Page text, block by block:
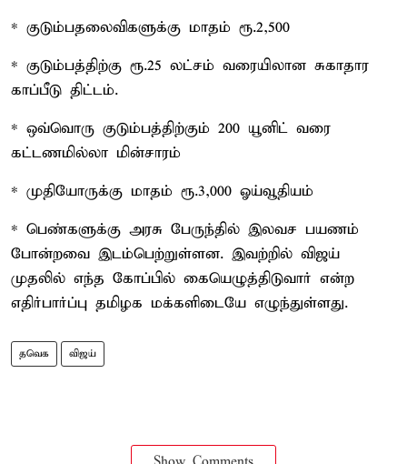
* குடும்பதலைவிகளுக்கு மாதம் ரூ.2,500
* குடும்பத்திற்கு ரூ.25 லட்சம் வரையிலான சுகாதார
காப்பீடு திட்டம்.
* ஒவ்வொரு குடும்பத்திற்கும் 200 யூனிட் வரை
கட்டணமில்லா மின்சாரம்
* முதியோருக்கு மாதம் ரூ.3,000 ஓய்வூதியம்
* பெண்களுக்கு அரசு பேருந்தில் இலவச பயணம்
போன்றவை இடம்பெற்றுள்ளன. இவற்றில் விஜய்
முதலில் எந்த கோப்பில் கையெழுத்திடுவார் என்ற
எதிர்பார்ப்பு தமிழக மக்களிடையே எழுந்துள்ளது.
தவெக விஜய்